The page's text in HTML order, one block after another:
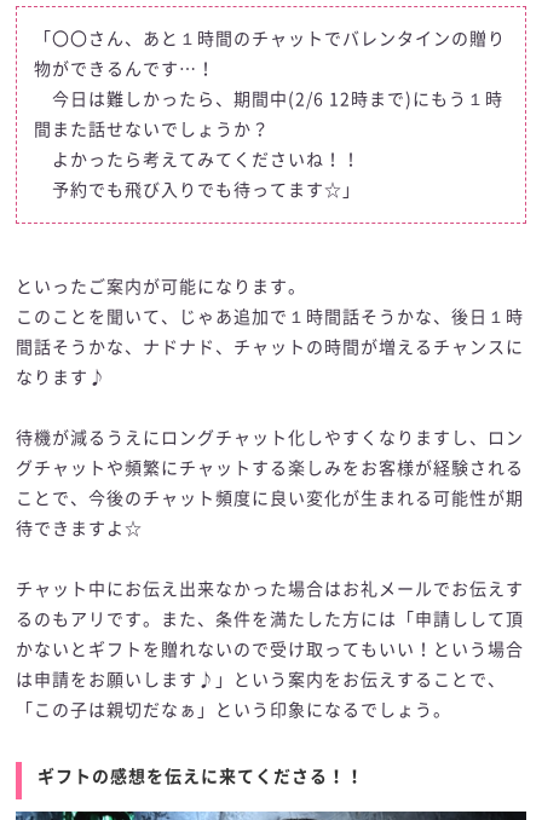
「〇〇さん、あと１時間のチャットでバレンタインの贈り
物ができるんです…！
今日は難しかったら、期間中(2/6 12時まで)にもう１時
間また話せないでしょうか？
よかったら考えてみてくださいね！！
予約でも飛び入りでも待ってます☆」
といったご案内が可能になります。
このことを聞いて、じゃあ追加で１時間話そうかな、後日１時
間話そうかな、ナドナド、チャットの時間が増えるチャンスに
なります♪
待機が減るうえにロングチャット化しやすくなりますし、ロン
グチャットや頻繁にチャットする楽しみをお客様が経験される
ことで、今後のチャット頻度に良い変化が生まれる可能性が期
待できますよ☆
チャット中にお伝え出来なかった場合はお礼メールでお伝えす
るのもアリです。また、条件を満たした方には「申請しして頂
かないとギフトを贈れないので受け取ってもいい！という場合
は申請をお願いします♪」という案内をお伝えすることで、
「この子は親切だなぁ」という印象になるでしょう。
ギフトの感想を伝えに来てくださる！！